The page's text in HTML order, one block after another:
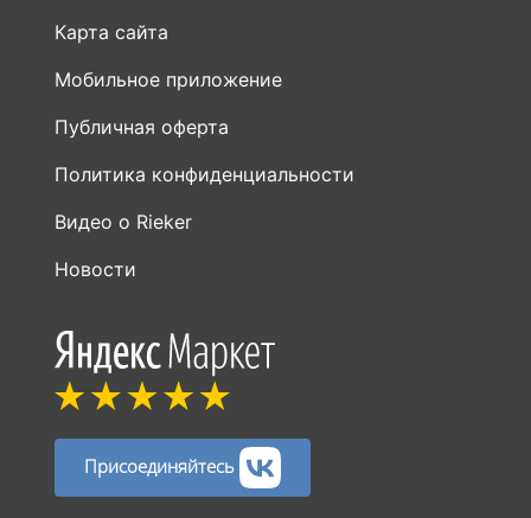
Карта сайта
Мобильное приложение
Публичная оферта
Политика конфиденциальности
Видео о Rieker
Новости
Присоединяйтесь